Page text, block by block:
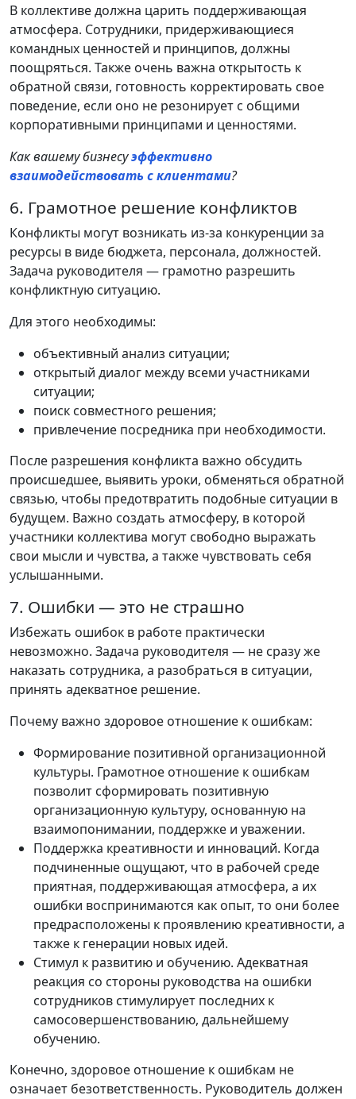
В коллективе должна царить поддерживающая
атмосфера. Сотрудники, придерживающиеся
командных ценностей и принципов, должны
поощряться. Также очень важна открытость к
обратной связи, готовность корректировать свое
поведение, если оно не резонирует с общими
корпоративными принципами и ценностями.
Как вашему бизнесуэффективно
взаимодействовать с клиентами?
6. Грамотное решение конфликтов
Конфликты могут возникать из-за конкуренции за
ресурсы в виде бюджета, персонала, должностей.
Задача руководителя — грамотно разрешить
конфликтную ситуацию.
Для этого необходимы:
объективный анализ ситуации;
открытый диалог между всеми участниками
ситуации;
поиск совместного решения;
привлечение посредника при необходимости.
После разрешения конфликта важно обсудить
происшедшее, выявить уроки, обменяться обратной
связью, чтобы предотвратить подобные ситуации в
будущем. Важно создать атмосферу, в которой
участники коллектива могут свободно выражать
свои мысли и чувства, а также чувствовать себя
услышанными.
7. Ошибки — это не страшно
Избежать ошибок в работе практически
невозможно. Задача руководителя — не сразу же
наказать сотрудника, а разобраться в ситуации,
принять адекватное решение.
Почему важно здоровое отношение к ошибкам:
Формирование позитивной организационной
культуры. Грамотное отношение к ошибкам
позволит сформировать позитивную
организационную культуру, основанную на
взаимопонимании, поддержке и уважении.
Поддержка креативности и инноваций. Когда
подчиненные ощущают, что в рабочей среде
приятная, поддерживающая атмосфера, а их
ошибки воспринимаются как опыт, то они более
предрасположены к проявлению креативности, а
также к генерации новых идей.
Стимул к развитию и обучению. Адекватная
реакция со стороны руководства на ошибки
сотрудников стимулирует последних к
самосовершенствованию, дальнейшему
обучению.
Конечно, здоровое отношение к ошибкам не
означает безответственность. Руководитель должен